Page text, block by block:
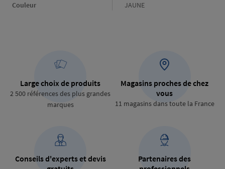
Couleur
Couleur
JAUNE
Large choix de produits
2 500 références des plus grandes
marques
Magasins proches de chez
vous
11 magasins dans toute la France
Conseils d'experts et devis
Partenaires des